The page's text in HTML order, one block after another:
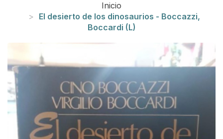
Inicio
El desierto de los dinosaurios - Boccazzi,
Boccardi (L)